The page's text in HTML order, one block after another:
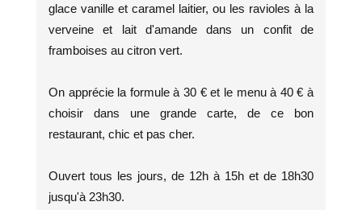
glace vanille et caramel laitier, ou les ravioles à la
verveine et lait d'amande dans un confit de
framboises au citron vert.
On apprécie la formule à 30 € et le menu à 40 € à
choisir dans une grande carte, de ce bon
restaurant, chic et pas cher.
Ouvert tous les jours, de 12h à 15h et de 18h30
jusqu'à 23h30.